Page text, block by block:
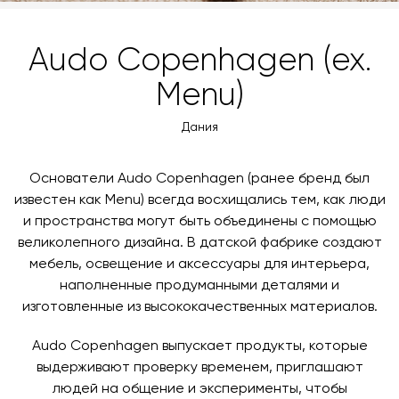
Audo Copenhagen (ex.
Menu)
Дания
Основатели Audo Copenhagen (ранее бренд был
известен как Menu) всегда восхищались тем, как люди
и пространства могут быть объединены с помощью
великолепного дизайна. В датской фабрике создают
мебель, освещение и аксессуары для интерьера,
наполненные продуманными деталями и
изготовленные из высококачественных материалов.
Audo Copenhagen выпускает продукты, которые
выдерживают проверку временем, приглашают
людей на общение и эксперименты, чтобы